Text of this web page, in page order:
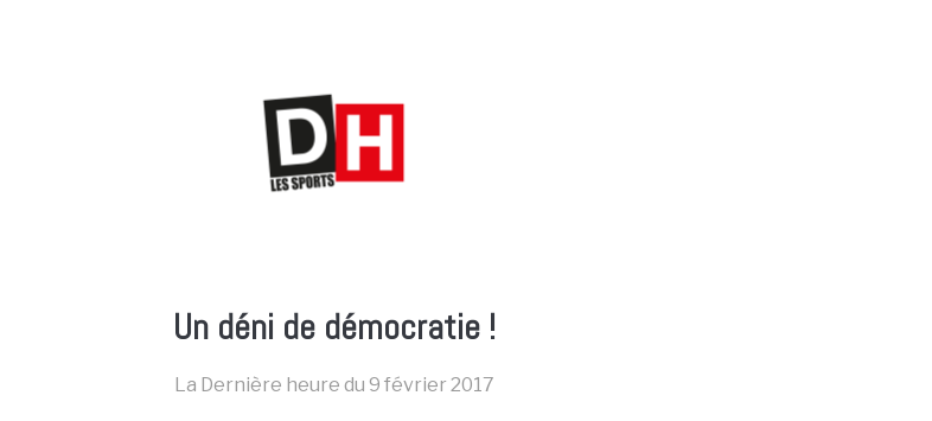
Un déni de démocratie !
La Dernière heure du 9 février 2017